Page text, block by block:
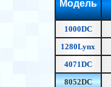
Модель
1000DC
1280Lynx
4071DC
8052DC